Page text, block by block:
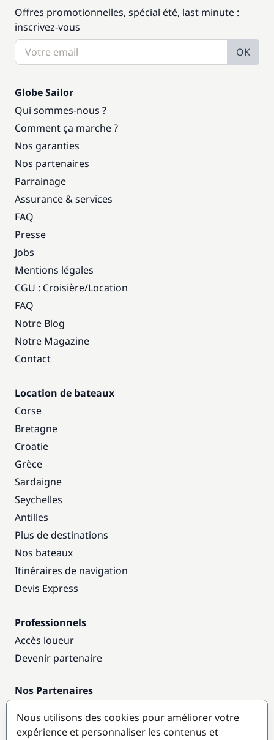
Offres promotionnelles, spécial été, last minute :
inscrivez-vous
OK
Globe Sailor
Qui sommes-nous ?
Comment ça marche ?
Nos garanties
Nos partenaires
Parrainage
Assurance & services
FAQ
Presse
Jobs
Mentions légales
CGU : Croisière/Location
FAQ
Notre Blog
Notre Magazine
Contact
Location de bateaux
Corse
Bretagne
Croatie
Grèce
Sardaigne
Seychelles
Antilles
Plus de destinations
Nos bateaux
Itinéraires de navigation
Devis Express
Professionnels
Accès loueur
Devenir partenaire
Nos Partenaires
Nous utilisons des cookies pour améliorer votre
expérience et personnaliser les contenus et